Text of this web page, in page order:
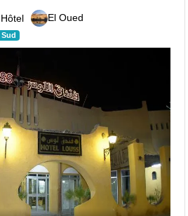
Hôtel El Oued